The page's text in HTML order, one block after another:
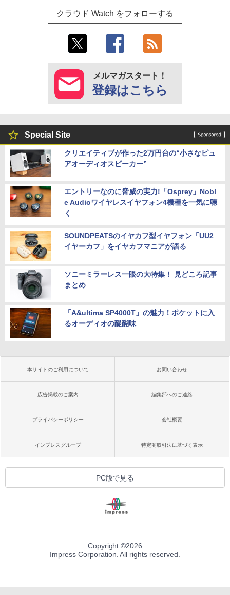
クラウド Watch をフォローする
メルマガスタート！
登録はこちら
Special Site
クリエイティブが作った2万円台の“小さなピュ
アオーディオスピーカー”
エントリーなのに脅威の実力!「Osprey」Nobl
e Audioワイヤレスイヤフォン4機種を一気に聴
く
SOUNDPEATSのイヤカフ型イヤフォン「UU2
イヤーカフ」をイヤカフマニアが語る
ソニーミラーレス一眼の大特集！ 見どころ記事
まとめ
「A&ultima SP4000T」の魅力！ポケットに入
るオーディオの醍醐味
本サイトのご利用について お問い合わせ
広告掲載のご案内 編集部へのご連絡
プライバシーポリシー 会社概要
インプレスグループ 特定商取引法に基づく表示
PC版で見る
Copyright ©2026
Impress Corporation. All rights reserved.